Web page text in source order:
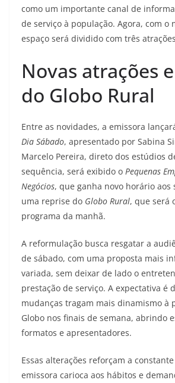
como um importante canal de
de serviço à população. Agora, com o
espaço será dividido com três
Novas atrações
do Globo Rural
Entre as novidades, a emissora
Dia Sábado, apresentado por Sabina
Marcelo Pereira, direto dos estúdios
sequência, será exibido o Pequenas
Negócios, que ganha novo horário aos
uma reprise do Globo Rural, que será
programa da manhã.
A reformulação busca resgatar a
de sábado, com uma proposta mais
variada, sem deixar de lado o
prestação de serviço. A expectativa é
mudanças tragam mais dinamismo à
Globo nos finais de semana, abrindo
formatos e apresentadores.
Essas alterações reforçam a
emissora carioca aos hábitos e